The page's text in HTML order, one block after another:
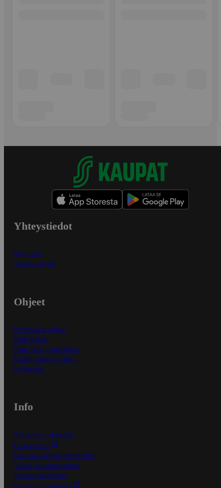
Yhteystiedot
Myymälät
Asiakaspalvelu
Ohjeet
Ensitilaajan ohjeet
Näin maksat
Näin tilaat ja muokkaat
Kaikki ohjeet ja vinkit
In English
Info
S-Business yrityksille
Oiva-raportit
Osuuskauppojen yhteystiedot
Tilaus- ja toimitusehdot
Tietosuojakäytäntö
Palvelun käyttöehdot